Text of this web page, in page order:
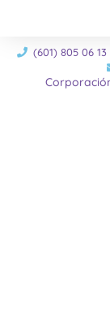
(601) 805 06